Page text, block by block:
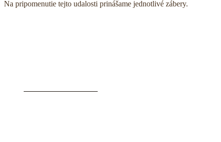
Na pripomenutie tejto udalosti prinášame jednotlivé zábery.